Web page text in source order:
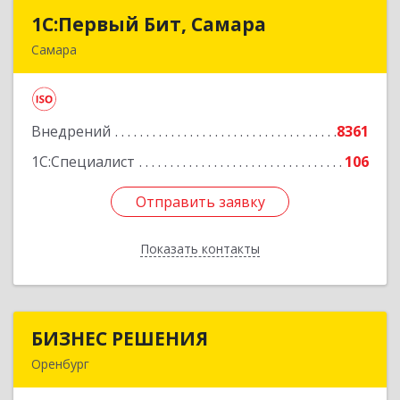
1С:Первый Бит, Самара
Самара
Внедрений
8361
1С:Специалист
106
Отправить заявку
Показать контакты
1С:Первый Бит, Самара
Подробнее
Отправить заявку
Назад
БИЗНЕС РЕШЕНИЯ
Оренбург
БИЗНЕС РЕШЕНИЯ